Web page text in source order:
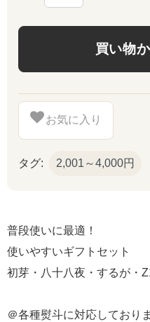
お気に入り
タグ: 2,001～4,000円
普段使いに最適！
使いやすいギフトセット
初芽・八十八夜・するが
＠各種熨斗に対応しており